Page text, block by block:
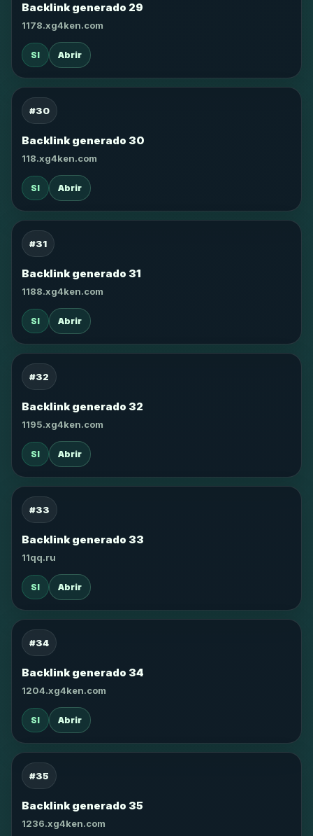
Backlink generado 29
1178.xg4ken.com
SI Abrir
#30
Backlink generado 30
118.xg4ken.com
SI Abrir
#31
Backlink generado 31
1188.xg4ken.com
SI Abrir
#32
Backlink generado 32
1195.xg4ken.com
SI Abrir
#33
Backlink generado 33
11qq.ru
SI Abrir
#34
Backlink generado 34
1204.xg4ken.com
SI Abrir
#35
Backlink generado 35
1236.xg4ken.com